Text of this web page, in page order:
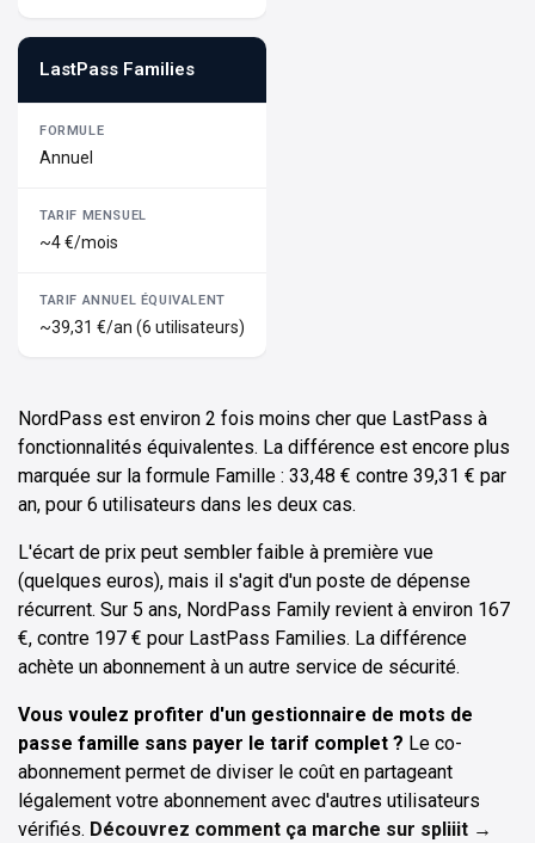
LastPass Families
Annuel
~4 €/mois
~39,31 €/an (6 utilisateurs)
NordPass est environ 2 fois moins cher que LastPass à
fonctionnalités équivalentes. La différence est encore plus
marquée sur la formule Famille : 33,48 € contre 39,31 € par
an, pour 6 utilisateurs dans les deux cas.
L'écart de prix peut sembler faible à première vue
(quelques euros), mais il s'agit d'un poste de dépense
récurrent. Sur 5 ans, NordPass Family revient à environ 167
€, contre 197 € pour LastPass Families. La différence
achète un abonnement à un autre service de sécurité.
Vous voulez profiter d'un gestionnaire de mots de
passe famille sans payer le tarif complet ? Le co-
abonnement permet de diviser le coût en partageant
légalement votre abonnement avec d'autres utilisateurs
vérifiés. Découvrez comment ça marche sur spliiit →